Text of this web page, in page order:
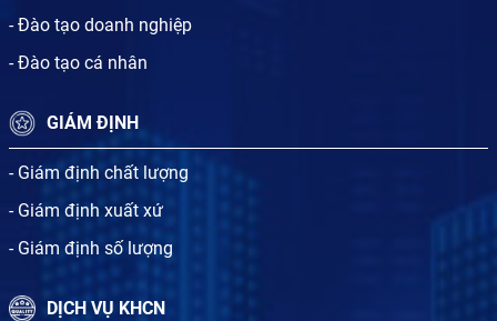
- Đào tạo doanh nghiệp
- Đào tạo cá nhân
GIÁM ĐỊNH
- Giám định chất lượng
- Giám định xuất xứ
- Giám định số lượng
DỊCH VỤ KHCN